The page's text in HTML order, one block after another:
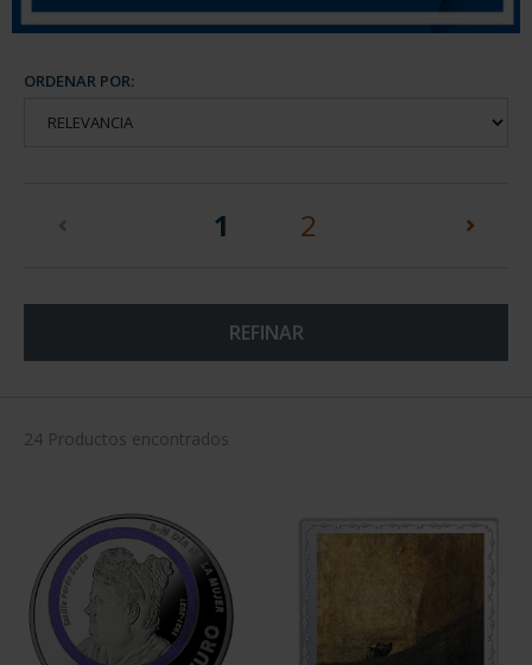
ORDENAR POR:
1 (current)
2
REFINAR
24 Productos encontrados